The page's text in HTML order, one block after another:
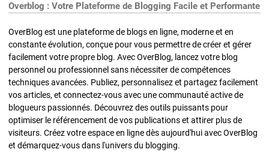
Overblog : Votre Plateforme de Blogging Facile et Performante
OverBlog est une plateforme de blogs en ligne, moderne et en
constante évolution, conçue pour vous permettre de créer et gérer
facilement votre propre blog. Avec OverBlog, lancez votre blog
personnel ou professionnel sans nécessiter de compétences
techniques avancées. Publiez, personnalisez et partagez facilement
vos articles, et connectez-vous avec une communauté active de
blogueurs passionnés. Découvrez des outils puissants pour
optimiser le référencement de vos publications et attirer plus de
visiteurs. Créez votre espace en ligne dès aujourd'hui avec OverBlog
et démarquez-vous dans l'univers du blogging.